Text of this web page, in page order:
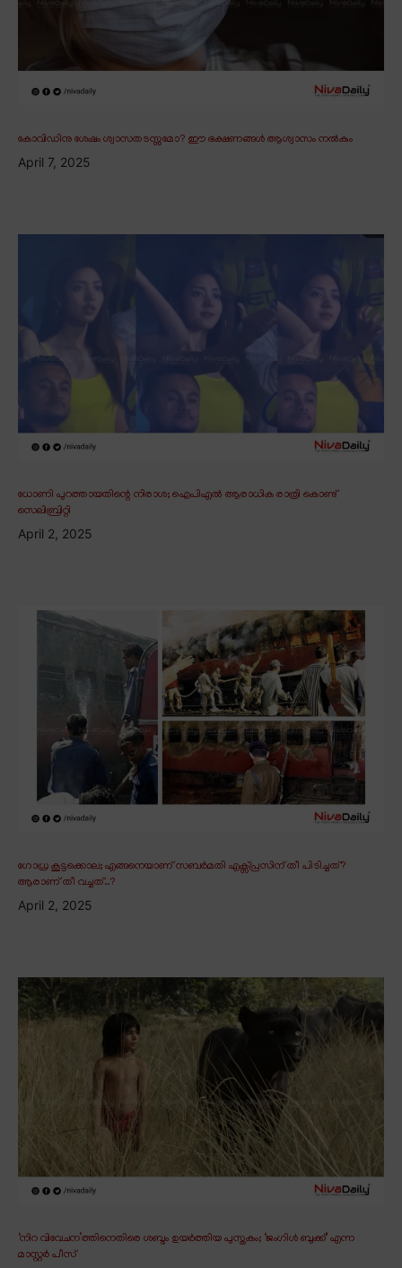
കോവിഡിനു ശേഷം ശ്വാസതടസ്സമോ? ഈ ഭക്ഷണങ്ങൾ ആശ്വാസം നൽകും
April 7, 2025
ധോണി പുറത്തായതിന്റെ നിരാശ; ഐപിഎൽ ആരാധിക രാത്രി കൊണ്ട്
സെലിബ്രിറ്റി
April 2, 2025
ഗോധ്ര കൂട്ടക്കൊല; എങ്ങനെയാണ് സബർമതി എക്സ്പ്രസിന് തീ പിടിച്ചത്?
ആരാണ് തീ വച്ചത്..?
April 2, 2025
‘നിറ വിവേചന’ത്തിനെതിരെ ശബ്ദം ഉയർത്തിയ പുസ്തകം; ‘ജംഗിൾ ബുക്ക്’ എന്ന
മാസ്റ്റർ പീസ്